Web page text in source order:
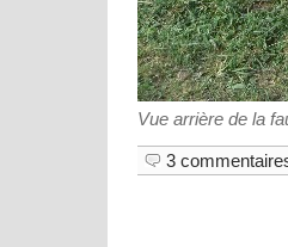
Vue arrière de la
3